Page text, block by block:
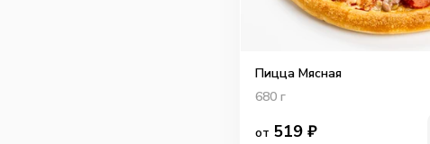
Пицца Мясная
680 г
от 519 ₽